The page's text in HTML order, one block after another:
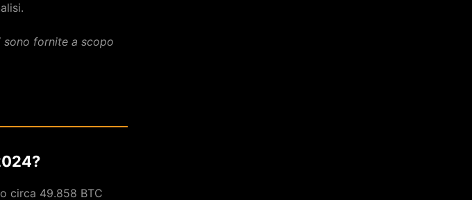
sono fornite a scopo
circa 49.858 BTC